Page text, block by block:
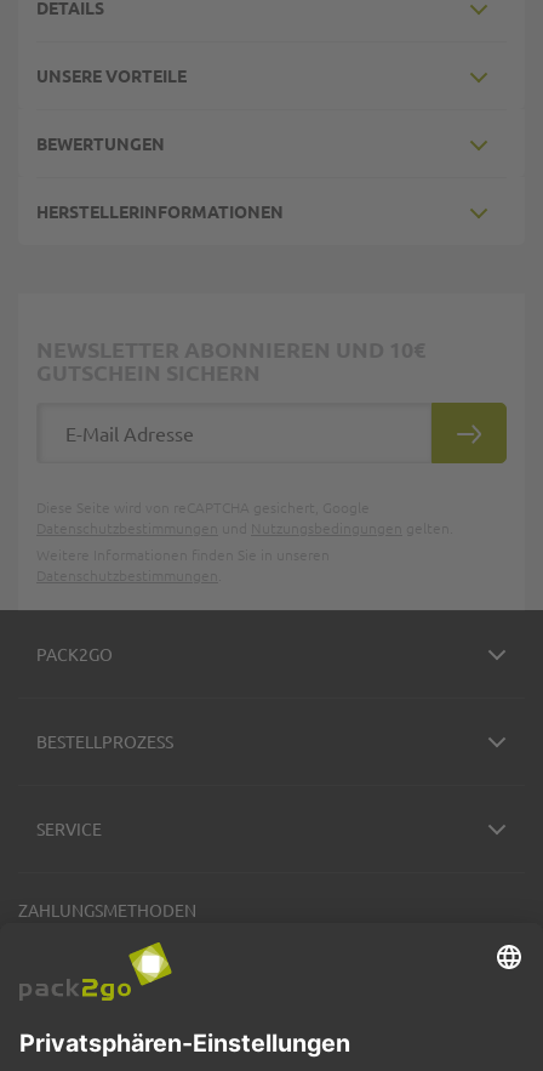
DETAILS
UNSERE VORTEILE
BEWERTUNGEN
HERSTELLERINFORMATIONEN
PACK2GO
BESTELLPROZESS
SERVICE
ZAHLUNGSMETHODEN
VERSANDARTEN